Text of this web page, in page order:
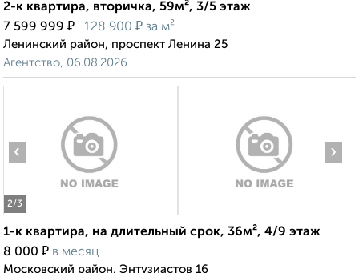
2-к квартира, вторичка, 59м², 3/5 этаж
7 599 999 ₽ 128 900 ₽ за м²
Ленинский район, проспект Ленина 25
Агентство, 06.08.2026
2/3
‹ ›
1-к квартира, на длительный срок, 36м², 4/9 этаж
8 000 ₽ в месяц
Московский район, Энтузиастов 16